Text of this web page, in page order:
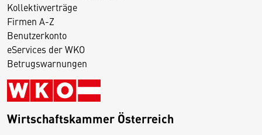
Kollektivverträge
Firmen A-Z
Benutzerkonto
eServices der WKO
Betrugswarnungen
Wirtschaftskammer Österreich